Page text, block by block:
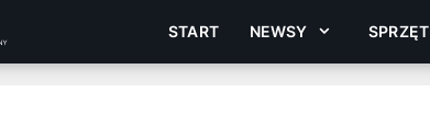
START NEWSY SPRZĘT